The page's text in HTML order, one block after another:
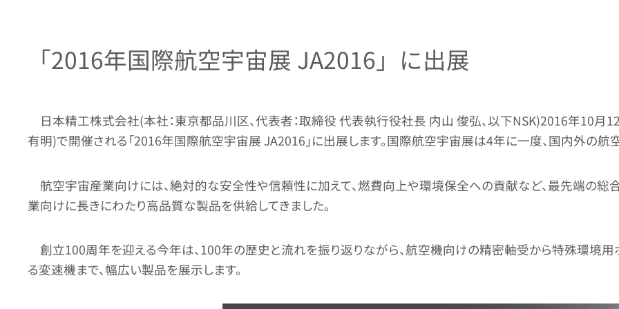
「2016年国際航空宇宙展 JA2016」に出展
日本精工株式会社(本社：東京都品川区、代表者：取締役 代表執行役社長 内山 俊弘、以下NSK)2016年10
有明)で開催される「2016年国際航空宇宙展 JA2016」に出展します。国際航空宇宙展は4年に一度、国内外の
航空宇宙産業向けには、絶対的な安全性や信頼性に加えて、燃費向上や環境保全への貢献など、最先端の総
業向けに長きにわたり高品質な製品を供給してきました。
創立100周年を迎える今年は、100年の歴史と流れを振り返りながら、航空機向けの精密軸受から特殊環境
る変速機まで、幅広い製品を展示します。